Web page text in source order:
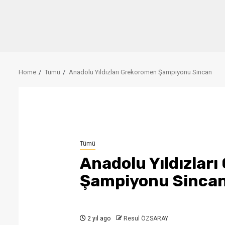
Home Tümü Anadolu Yıldızları Grekoromen Şampiyonu Sincan
Tümü
Anadolu
Şampiyonu
2 yıl ago Resul ÖZSARAY